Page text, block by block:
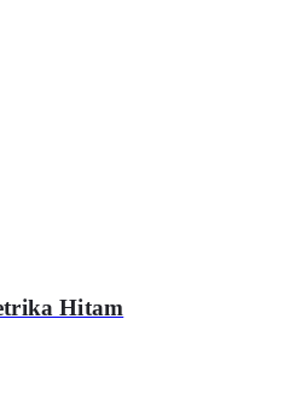
Hitam